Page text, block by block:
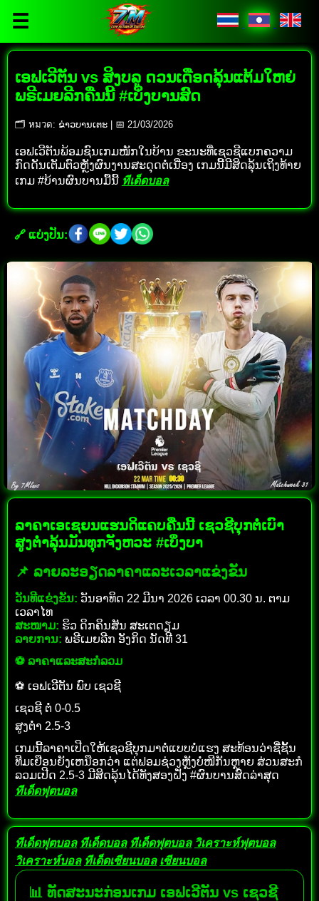
☰
ເອຟເວີຕັນ vs ສິງບລູ ດວນເດືອດລຸ້ນແຕ້ມໃຫຍ່
ພຣີເມຍລີກຄືນນີ້ #ເບິ່ງບານສົດ
🗂 หมวด: ຂ່າວບານເຕະ | 📅 21/03/2026
ເອຟເວີຕັນພ້ອມຊົນເກມໜັກໃນບ້ານ ຂະນະທີ່ເຊວຊີແບກຄວາມ
ກົດດັນເຕັມຕົວຫຼັງຜົນງານສະດຸດຕໍ່ເນື່ອງ ເກມນີ້ມີສິດລຸ້ນເຖິງທ້າຍ
ເກມ #ບ້ານຜົນບານມື້ນີ້ ทีเด็ดบอล
🔗 ແບ່ງປັນ:
ລາຄາເອເຊຍນແຮນດິແຄບຄືນນີ້ ເຊວຊີບຸກຕໍ່ເບົາ
ສູງຕ່ຳລຸ້ນມັນທຸກຈັງຫວະ #ເບິ່ງບາ
📌 ລາຍລະອຽດລາຄາແລະເວລາແຂ່ງຂັນ
ວັນທີແຂ່ງຂັນ: ວັນອາທິດ 22 ມີນາ 2026 ເວລາ 00.30 ນ. ຕາມ
ເວລາໄທ
ສະໜາມ: ຮິວ ດິກຄິນສັນ ສະເຕດຽມ
ລາຍການ: ພຣີເມຍລີກ ອັງກິດ ນັດທີ 31
⚽ ລາຄາແລະສະກໍລວມ
⚽ ເອຟເວີຕັນ ພົບ ເຊວຊີ
ເຊວຊີ ຕໍ່ 0-0.5
ສູງຕ່ຳ 2.5-3
ເກມນີ້ລາຄາເປີດໃຫ້ເຊວຊີບຸກມາຕໍ່ແບບບໍ່ແຮງ ສະທ້ອນວ່າຊື່ຊັ້ນ
ທີມເຢືອນຍັງເຫນືອກວ່າ ແຕ່ຟອມຊ່ວງຫຼັງບໍ່ໜີກັນຫຼາຍ ສ່ວນສະກໍ
ລວມເປີດ 2.5-3 ມີສິດລຸ້ນໄດ້ທັງສອງຝັ່ງ #ຜົນບານສົດລ່າສຸດ
ทีเด็ดฟุตบอล
ทีเด็ดฟุตบอล ทีเด็ดบอล ทีเด็ดฟุตบอล วิเคราะห์ฟุตบอล
วิเคราะห์บอล ทีเด็ดเซียนบอล เซียนบอล
📊 ທັດສະນະກ່ອນເກມ ເອຟເວີຕັນ vs ເຊວຊີ